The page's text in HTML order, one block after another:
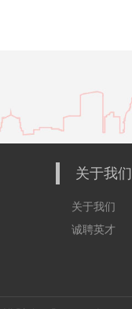
关于我们
关于我们
诚聘英才